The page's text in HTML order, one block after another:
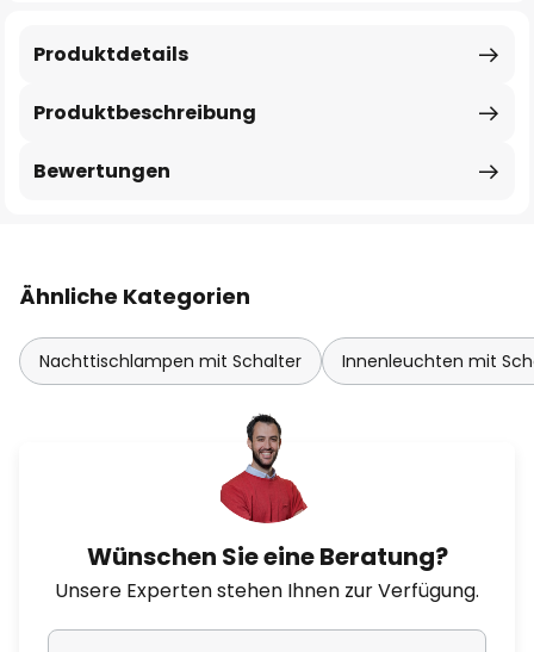
Produktbeschreibung
Produktdetails
Bewertungen
Ähnliche Kategorien
Nachttischlampen mit Schalter Innenleuchten mit
Wünschen Sie eine Beratung?
Unsere Experten stehen Ihnen zur Verfügung.